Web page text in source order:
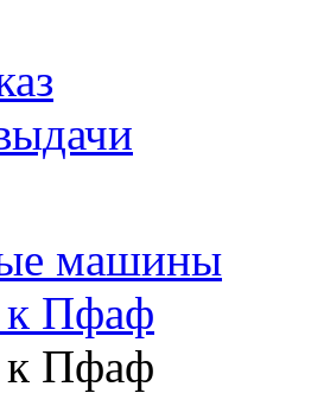
машины
к Пфаф
к Пфаф